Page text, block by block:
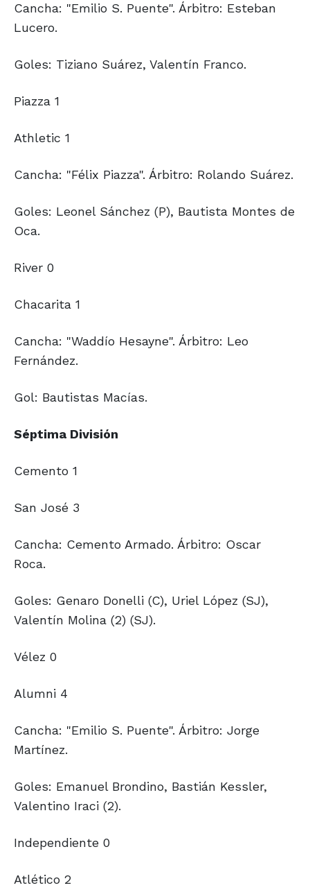
Cancha: "Emilio S. Puente". Árbitro: Esteban
Lucero.
Goles: Tiziano Suárez, Valentín Franco.
Piazza 1
Athletic 1
Cancha: "Félix Piazza". Árbitro: Rolando Suárez.
Goles: Leonel Sánchez (P), Bautista Montes de
Oca.
River 0
Chacarita 1
Cancha: "Waddío Hesayne". Árbitro: Leo
Fernández.
Gol: Bautistas Macías.
Séptima División
Cemento 1
San José 3
Cancha: Cemento Armado. Árbitro: Oscar
Roca.
Goles: Genaro Donelli (C), Uriel López (SJ),
Valentín Molina (2) (SJ).
Vélez 0
Alumni 4
Cancha: "Emilio S. Puente". Árbitro: Jorge
Martínez.
Goles: Emanuel Brondino, Bastián Kessler,
Valentino Iraci (2).
Independiente 0
Atlético 2